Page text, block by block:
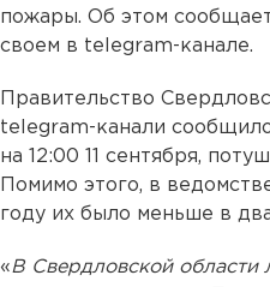
пожары. Об этом
своем в telegram-канале.
Правительство
telegram-канали
на 12:00 11 сентября,
Помимо этого, в
году их было меньше в
«В Свердловской области